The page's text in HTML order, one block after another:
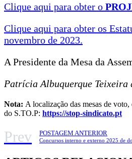
Clique aqui para obter o
Clique aqui para obter os
novembro de 2023.
A Presidente da Mesa da
Patrícia Albuquerque Teixeira
Nota: A localização das mesas de
do S.TO.P: https://stop-sindicato.pt
Prev POSTAGEM ANTERIOR
Concursos interno e externo 2025 de